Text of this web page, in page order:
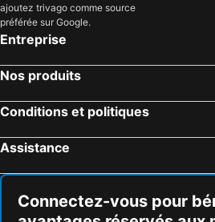
ajoutez trivago comme source
préférée sur Google.
Entreprise
Nos produits
Conditions et politiques
Assistance
Connectez-vous pour